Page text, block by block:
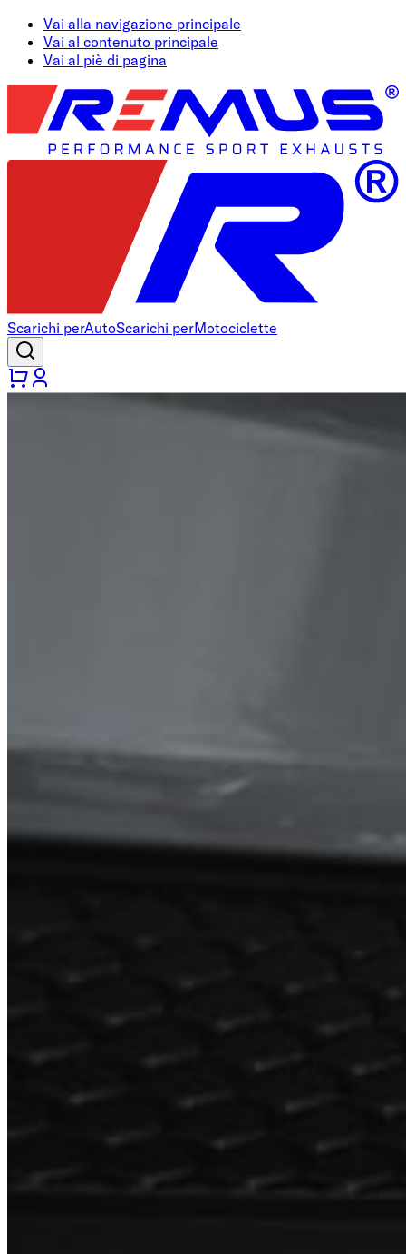
Vai alla navigazione principale
Vai al contenuto principale
Vai al piè di pagina
Scarichi perAutoScarichi perMotociclette